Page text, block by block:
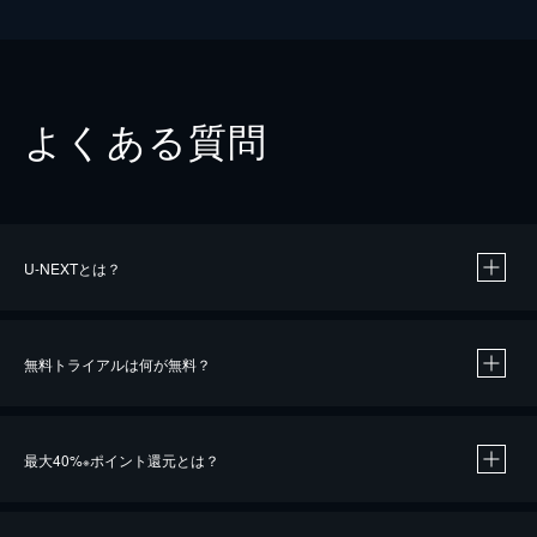
よくある質問
U-NEXTとは？
無料トライアルは何が無料？
最大40%※ポイント還元とは？